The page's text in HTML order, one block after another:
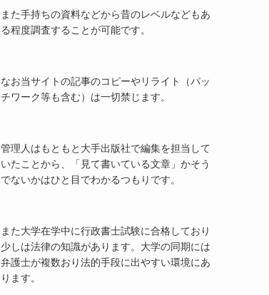
また手持ちの資料などから昔のレベルなどもあ
る程度調査することが可能です。
なお当サイトの記事のコピーやリライト（パッ
チワーク等も含む）は一切禁じます。
管理人はもともと大手出版社で編集を担当して
いたことから、「見て書いている文章」かそう
でないかはひと目でわかるつもりです。
また大学在学中に行政書士試験に合格しており
少しは法律の知識があります。大学の同期には
弁護士が複数おり法的手段に出やすい環境にあ
ります。